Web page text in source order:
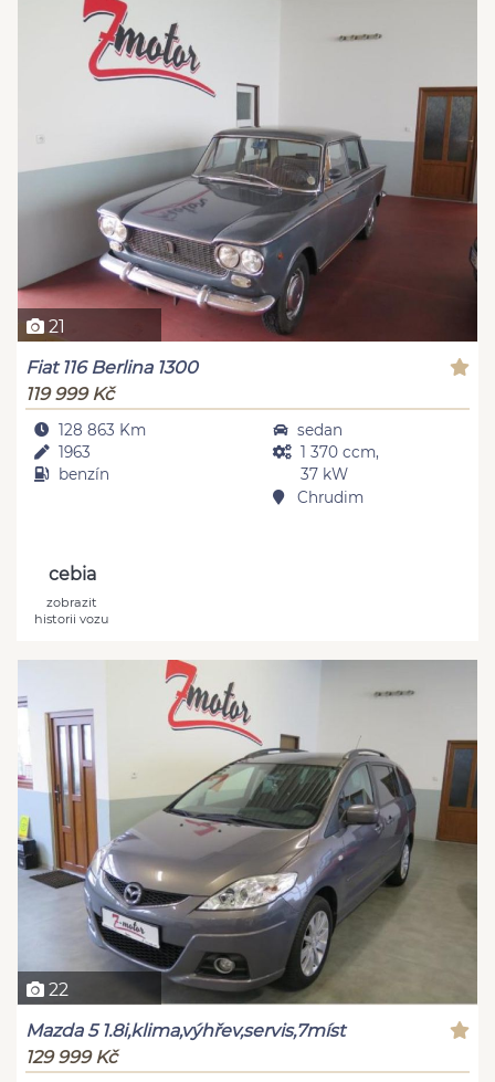
21
Fiat 116 Berlina 1300
119 999 Kč
128 863 Km
1963
benzín
sedan
1 370 ccm,
37 kW
Chrudim
cebia
zobrazit
historii vozu
22
Mazda 5 1.8i,klima,výhřev,servis,7míst
129 999 Kč